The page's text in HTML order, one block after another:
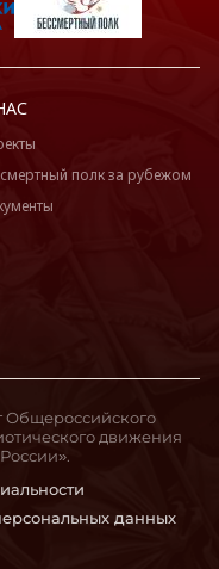
полк за рубежом
данных
Общероссийского
движения